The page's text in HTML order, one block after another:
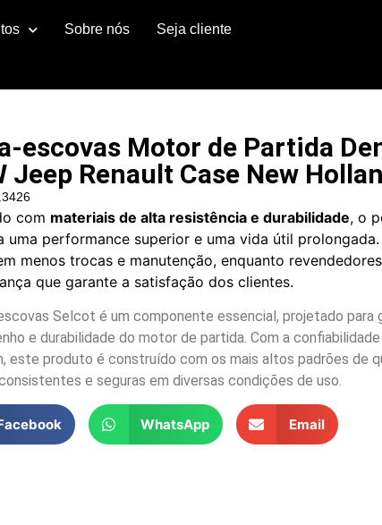
Sobre nós Seja cliente
escovas Motor de Partida
Jeep Renault Case New
com materiais de alta resistência e durabilidade, o
uma performance superior e uma vida útil
menos trocas e manutenção, enquanto
que garante a satisfação dos clientes.
Selcot é um componente essencial, projetado para
e durabilidade do motor de partida. Com a
este produto é construído com os mais altos padrões de
e seguras em diversas condições de uso.
WhatsApp Email